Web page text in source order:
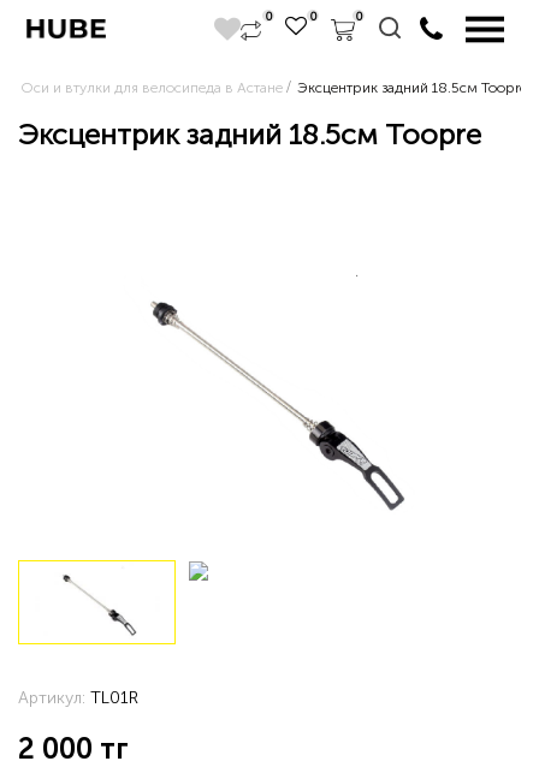
0 0 0
Оси и втулки для велосипеда в Астане Эксцентрик задний 18.5см Toopre
Эксцентрик задний 18.5см Toopre
Артикул: TL01R
2 000 тг